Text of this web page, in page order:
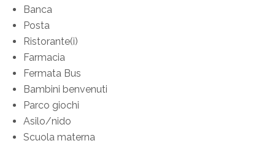
Banca
Posta
Ristorante(i)
Farmacia
Fermata Bus
Bambini benvenuti
Parco giochi
Asilo/nido
Scuola materna